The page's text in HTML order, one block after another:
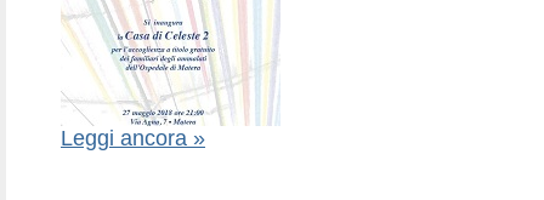
Leggi ancora »